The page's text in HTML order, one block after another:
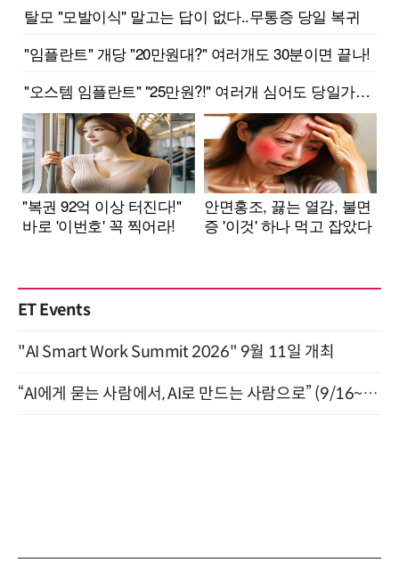
ET Events
"AI Smart Work Summit 2026" 9월 11일 개최
“AI에게 묻는 사람에서, AI로 만드는 사람으로” (9/16~17)